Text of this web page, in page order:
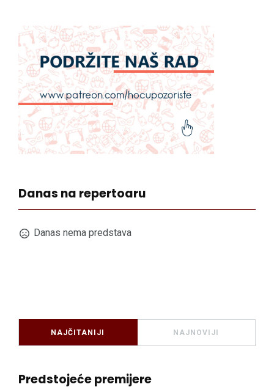
Danas na repertoaru
Danas nema predstava
NAJČITANIJI NAJNOVIJI
Predstojeće premijere